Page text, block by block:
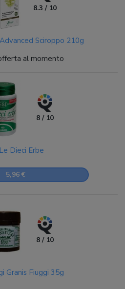
8.3 / 10
Sciroppo 210g
al momento
8 / 10
Dieci Erbe
5,96 €
8 / 10
Granis Fiuggi 35g